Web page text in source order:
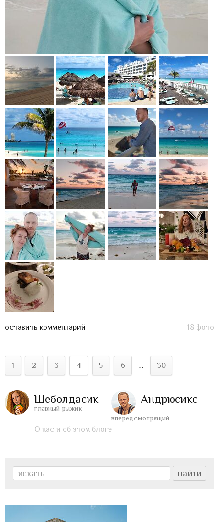
оставить комментарий 18 фото
1 2 3 4 5 6 … 30
Шеболдасик
главный рыжик
Андрюсикс
впередсмотрящий
О нас и об этом блоге